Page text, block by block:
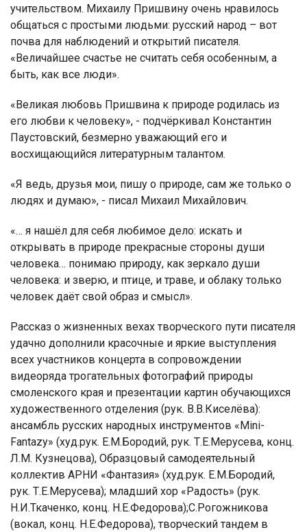
учительством. Михаилу Пришвину очень нравилось
общаться с простыми людьми: русский народ – вот
почва для наблюдений и открытий писателя.
«Величайшее счастье не считать себя особенным, а
быть, как все люди».
«Великая любовь Пришвина к природе родилась из
его любви к человеку», - подчёркивал Константин
Паустовский, безмерно уважающий его и
восхищающийся литературным талантом.
«Я ведь, друзья мои, пишу о природе, сам же только о
людях и думаю», - писал Михаил Михайлович.
«… я нашёл для себя любимое дело: искать и
открывать в природе прекрасные стороны души
человека… понимаю природу, как зеркало души
человека: и зверю, и птице, и траве, и облаку только
человек даёт свой образ и смысл».
Рассказ о жизненных вехах творческого пути писателя
удачно дополнили красочные и яркие выступления
всех участников концерта в сопровождении
видеоряда трогательных фотографий природы
смоленского края и презентации картин обучающихся
художественного отделения (рук. В.В.Киселёва):
ансамбль русских народных инструментов «Mini-
Fantazy» (худ.рук. Е.М.Бородий, рук. Т.Е.Мерусева, конц.
Л.М. Кузнецова), Образцовый самодеятельный
коллектив АРНИ «Фантазия» (худ.рук. Е.М.Бородий,
рук. Т.Е.Мерусева); младший хор «Радость» (рук.
Н.И.Ткаченко, конц. Н.Е.Федорова);С.Рогожникова
(вокал, конц. Н.Е.Федорова), творческий тандем в